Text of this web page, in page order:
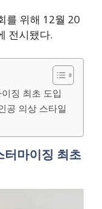
를 위해 12월 20
전시됐다.
징 최초 도입
공 의상 스타일
터마이징 최초